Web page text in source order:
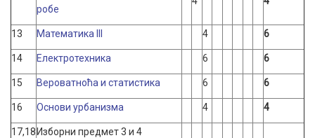
робе
13 Математика III 4 6
14 Електротехника 6 6
15 Вероватноћа и статистика 6 6
16 Основи урбанизма 4 4
17,18 Изборни предмет 3 и 4